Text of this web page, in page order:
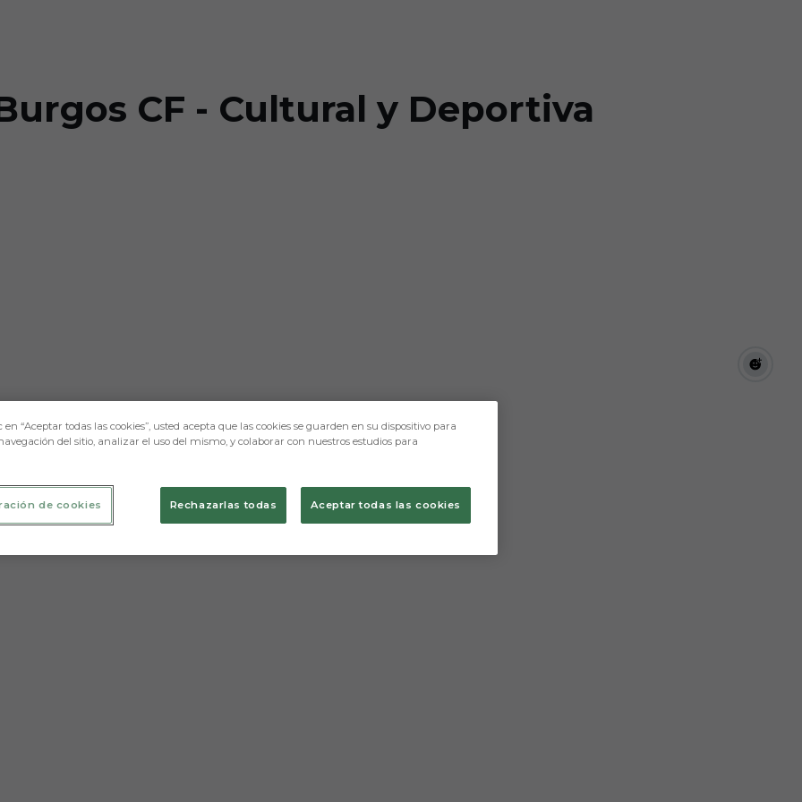
CF - Cultural y Deportiva
“Aceptar todas las cookies”, usted acepta que las cookies se guarden en su dispositivo para
del sitio, analizar el uso del mismo, y colaborar con nuestros estudios para
Rechazarlas todas Aceptar todas las cookies
de cookies